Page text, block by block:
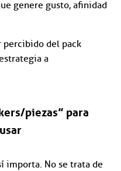
genere gusto, afinidad
percibido del pack
a
piezas” para
importa. No se trata de